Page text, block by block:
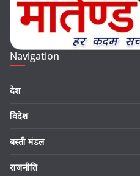
Navigation
देश
विदेश
बस्ती मंडल
राजनीति